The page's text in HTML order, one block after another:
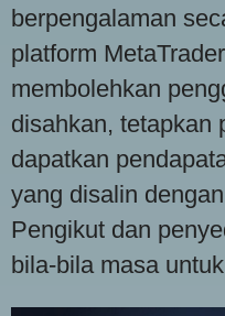
berpengalaman
platform
membolehkan
disahkan, tetapkan
dapatkan
yang disalin
Pengikut dan
bila-bila masa